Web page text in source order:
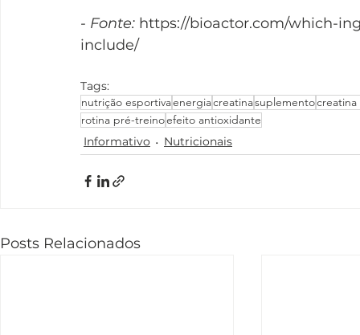
- Fonte: https://bioactor.com/which-
include/
Tags:
nutrição esportivaenergiacreatinasuplemento
rotina pré-treinoefeito antioxidante
Informativo
Nutricionais
Posts Relacionados